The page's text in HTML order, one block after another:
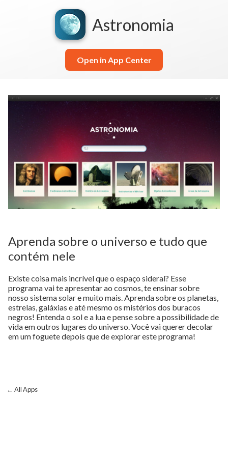
Astronomia
Open in App Center
Aprenda sobre o universo e tudo que
contém nele
Existe coisa mais incrível que o espaço sideral? Esse
programa vai te apresentar ao cosmos, te ensinar sobre
nosso sistema solar e muito mais. Aprenda sobre os planetas,
estrelas, galáxias e até mesmo os mistérios dos buracos
negros! Entenda o sol e a lua e pense sobre a possibilidade de
vida em outros lugares do universo. Você vai querer decolar
em um foguete depois que de explorar este programa!
← All Apps